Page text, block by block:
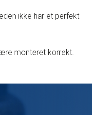
ikke har et perfekt
monteret korrekt.